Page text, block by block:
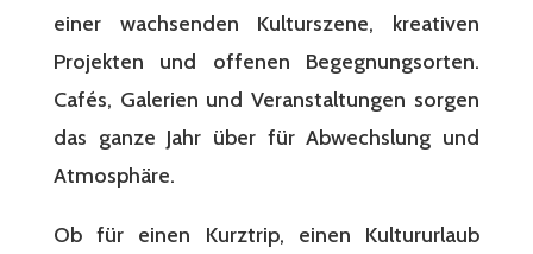
einer wachsenden Kulturszene, kreativen
Projekten und offenen Begegnungsorten.
Cafés, Galerien und Veranstaltungen sorgen
das ganze Jahr über für Abwechslung und
Atmosphäre.
Ob für einen Kurztrip, einen Kultururlaub